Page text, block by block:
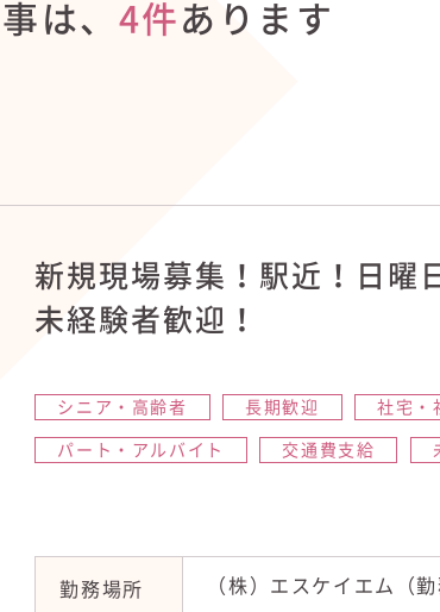
は、 4件 あります
新規現場募集！駅近！日曜
未経験者歓迎！
シニア・高齢者 長期歓迎 社宅・
パート・アルバイト 交通費支給
勤務場所 （株）エスケイエム（